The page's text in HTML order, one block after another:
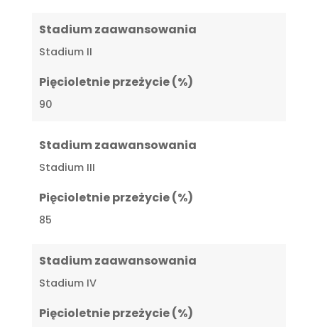
Stadium zaawansowania
Stadium II
Pięcioletnie przeżycie (%)
90
Stadium zaawansowania
Stadium III
Pięcioletnie przeżycie (%)
85
Stadium zaawansowania
Stadium IV
Pięcioletnie przeżycie (%)